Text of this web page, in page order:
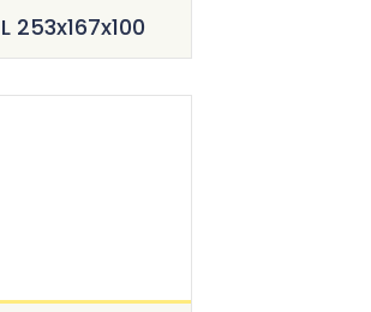
253x167x100